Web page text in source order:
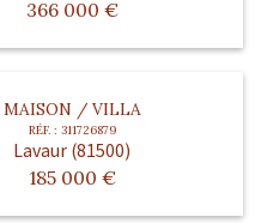
366 000 €
MAISON / VILLA
RÉF. : 311726879
Lavaur (81500)
185 000 €